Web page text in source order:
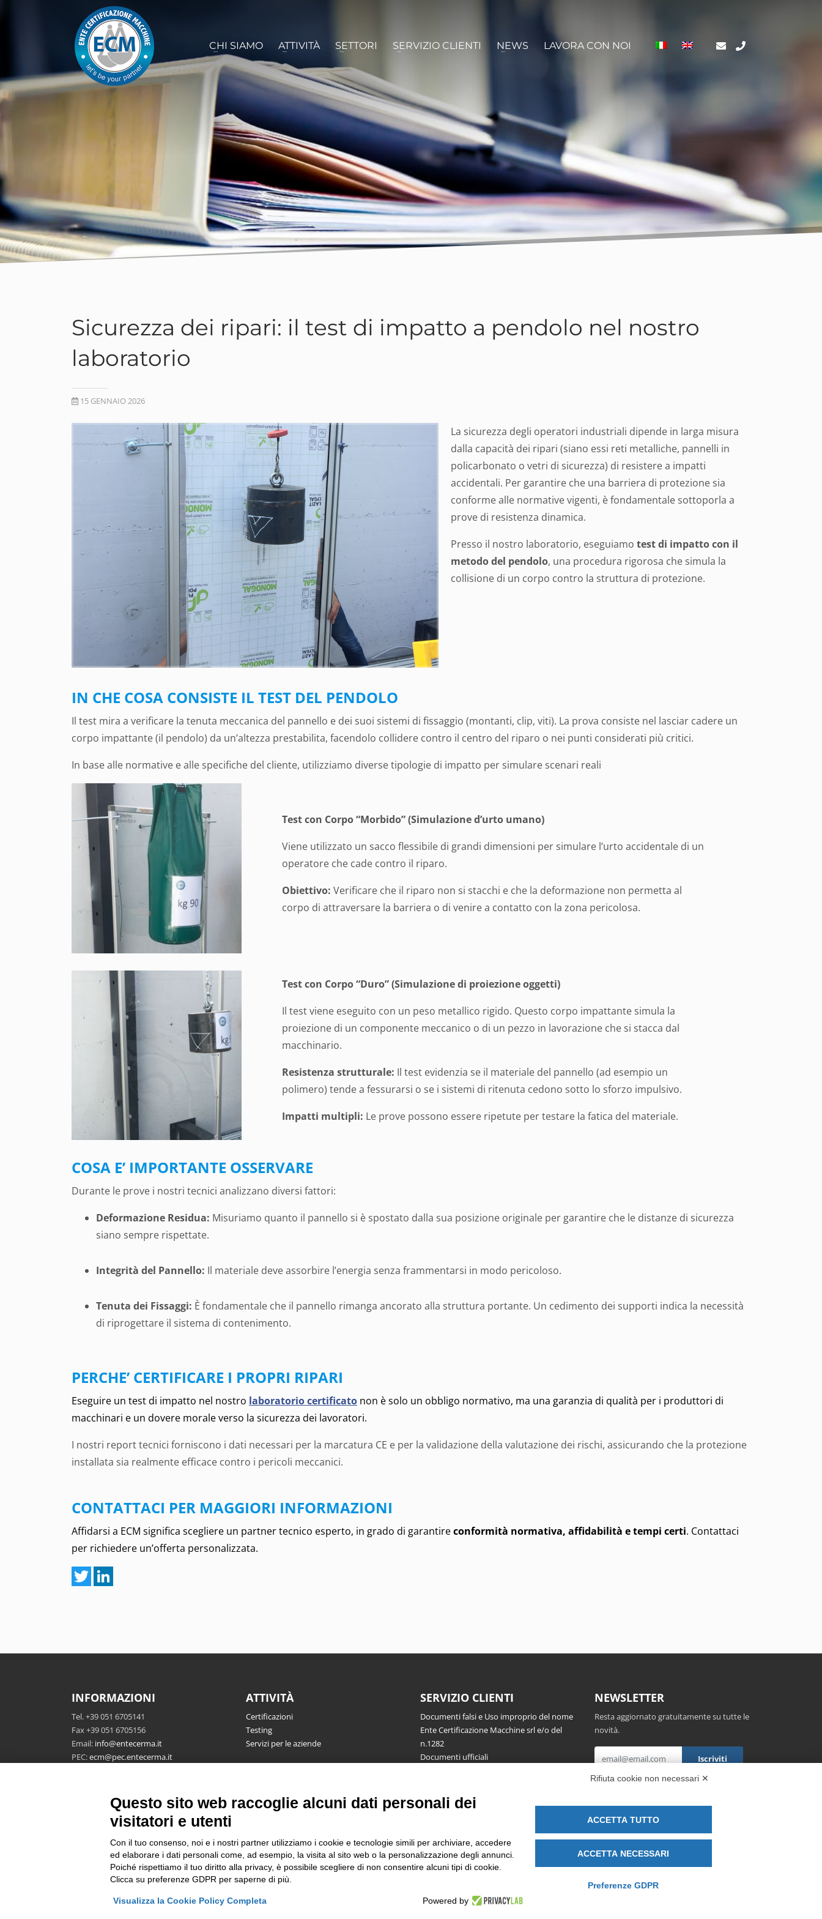
CHI SIAMO ATTIVITÀ SETTORI SERVIZIO CLIENTI NEWS LAVORA CON NOI
Sicurezza dei ripari: il test di impatto a pendolo nel nostro
laboratorio
15 GENNAIO 2026
La sicurezza degli operatori industriali dipende in larga misura
dalla capacità dei ripari (siano essi reti metalliche, pannelli in
policarbonato o vetri di sicurezza) di resistere a impatti
accidentali. Per garantire che una barriera di protezione sia
conforme alle normative vigenti, è fondamentale sottoporla a
prove di resistenza dinamica.
Presso il nostro laboratorio, eseguiamo test di impatto con il
metodo del pendolo, una procedura rigorosa che simula la
collisione di un corpo contro la struttura di protezione.
IN CHE COSA CONSISTE IL TEST DEL PENDOLO
Il test mira a verificare la tenuta meccanica del pannello e dei suoi sistemi di fissaggio (montanti, clip, viti). La prova consiste nel lasciar cadere un
corpo impattante (il pendolo) da un’altezza prestabilita, facendolo collidere contro il centro del riparo o nei punti considerati più critici.
In base alle normative e alle specifiche del cliente, utilizziamo diverse tipologie di impatto per simulare scenari reali
Test con Corpo “Morbido” (Simulazione d’urto umano)
Viene utilizzato un sacco flessibile di grandi dimensioni per simulare l’urto accidentale di un
operatore che cade contro il riparo.
Obiettivo: Verificare che il riparo non si stacchi e che la deformazione non permetta al
corpo di attraversare la barriera o di venire a contatto con la zona pericolosa.
Test con Corpo “Duro” (Simulazione di proiezione oggetti)
Il test viene eseguito con un peso metallico rigido. Questo corpo impattante simula la
proiezione di un componente meccanico o di un pezzo in lavorazione che si stacca dal
macchinario.
Resistenza strutturale: Il test evidenzia se il materiale del pannello (ad esempio un
polimero) tende a fessurarsi o se i sistemi di ritenuta cedono sotto lo sforzo impulsivo.
Impatti multipli: Le prove possono essere ripetute per testare la fatica del materiale.
COSA E’ IMPORTANTE OSSERVARE
Durante le prove i nostri tecnici analizzano diversi fattori:
Deformazione Residua: Misuriamo quanto il pannello si è spostato dalla sua posizione originale per garantire che le distanze di sicurezza
siano sempre rispettate.
Integrità del Pannello: Il materiale deve assorbire l’energia senza frammentarsi in modo pericoloso.
Tenuta dei Fissaggi: È fondamentale che il pannello rimanga ancorato alla struttura portante. Un cedimento dei supporti indica la necessità
di riprogettare il sistema di contenimento.
PERCHE’ CERTIFICARE I PROPRI RIPARI
Eseguire un test di impatto nel nostro laboratorio certificato non è solo un obbligo normativo, ma una garanzia di qualità per i produttori di
macchinari e un dovere morale verso la sicurezza dei lavoratori.
I nostri report tecnici forniscono i dati necessari per la marcatura CE e per la validazione della valutazione dei rischi, assicurando che la protezione
installata sia realmente efficace contro i pericoli meccanici.
CONTATTACI PER MAGGIORI INFORMAZIONI
Affidarsi a ECM significa scegliere un partner tecnico esperto, in grado di garantireconformità normativa, affidabilità e tempi certi. Contattaci
per richiedere un’offerta personalizzata.
INFORMAZIONI
Tel. +39 051 6705141
Fax +39 051 6705156
Email: info@entecerma.it
PEC:ecm@pec.entecerma.it
Via Cà Bella 243, 40053 Valsamoggia -
Location Castello di Serravalle (Bo) Italy
Area riservata
ATTIVITÀ
Certificazioni
Testing
Servizi per le aziende
SERVIZIO CLIENTI
Documenti falsi e Uso improprio del nome
Ente Certificazione Macchine srl e/o del
n.1282
Documenti ufficiali
Pubblicazioni
NEWSLETTER
Resta aggiornato gratuitamente su tutte le
novità.
Cliccando su Iscriviti dichiari di aver letto e
Note legali-Privacy e Cookie policy
Rifiuta cookie non necessari ✕
Questo sito web raccoglie alcuni dati personali dei
visitatori e utenti
Con il tuo consenso, noi e i nostri partner utilizziamo i cookie e tecnologie simili per archiviare, accedere
ed elaborare i dati personali come, ad esempio, la visita al sito web o la personalizzazione degli annunci.
Poiché rispettiamo il tuo diritto alla privacy, è possibile scegliere di non consentire alcuni tipi di cookie.
Clicca su preferenze GDPR per saperne di più.
Visualizza la Cookie Policy Completa Powered by
ACCETTA TUTTO
ACCETTA NECESSARI
Preferenze GDPR